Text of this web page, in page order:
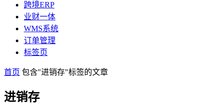
跨境ERP
业财一体
WMS系统
订单管理
标签页
首页 包含"进销存"标签的文章
进销存